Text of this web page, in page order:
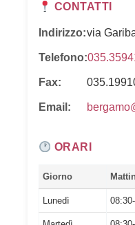
CONTATTI
Indirizzo:via
Telefono:
Fax:
Email:
ORARI
Giorno
Lunedì